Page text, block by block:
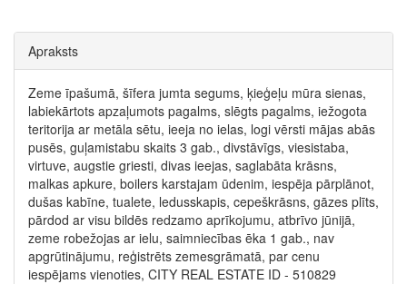
Apraksts
Zeme īpašumā, šīfera jumta segums, ķieģeļu mūra sienas,
labiekārtots apzaļumots pagalms, slēgts pagalms, iežogota
teritorija ar metāla sētu, ieeja no ielas, logi vērsti mājas abās
pusēs, guļamistabu skaits 3 gab., divstāvīgs, viesistaba,
virtuve, augstie griesti, divas ieejas, saglabāta krāsns,
malkas apkure, boilers karstajam ūdenim, iespēja pārplānot,
dušas kabīne, tualete, ledusskapis, cepeškrāsns, gāzes plīts,
pārdod ar visu bildēs redzamo aprīkojumu, atbrīvo jūnijā,
zeme robežojas ar ielu, saimniecības ēka 1 gab., nav
apgrūtinājumu, reģistrēts zemesgrāmatā, par cenu
iespējams vienoties, CITY REAL ESTATE ID - 510829